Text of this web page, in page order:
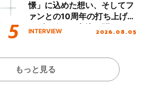
憬」に込めた想い、そしてフ
ァンとの10周年の打ち上げラ
イブを終えた心境を聞いた。
INTERVIEW 2026.08.05
もっと見る